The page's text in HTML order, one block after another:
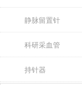
静脉留置针
科研采血管
持针器